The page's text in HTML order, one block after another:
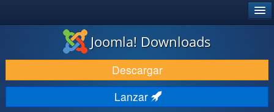
DESCARGAR
DESCUBRE Y APRENDE
COMUNIDAD Y AYUDA
Joomla! Downloads
Descargar
Lanzar